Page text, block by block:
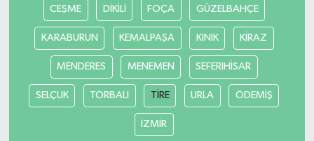
CEŞME DİKİLİ FOÇA GÜZELBAHÇE
KARABURUN KEMALPAŞA KINIK KİRAZ
MENDERES MENEMEN SEFERIHİSAR
SELÇUK TORBALI TİRE URLA ÖDEMİŞ
İZMİR